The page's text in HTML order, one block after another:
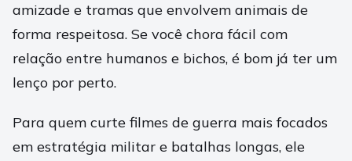
amizade e tramas que envolvem animais de
forma respeitosa. Se você chora fácil com
relação entre humanos e bichos, é bom já ter um
lenço por perto.
Para quem curte filmes de guerra mais focados
em estratégia militar e batalhas longas, ele